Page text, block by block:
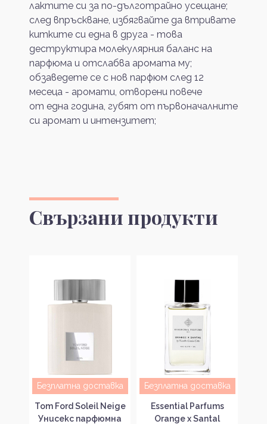
лактите си за по-дълготрайно усещане;
след впръскване, избягвайте да втривате
китките си една в друга - това
деструктира молекулярния баланс на
парфюма и отслабва аромата му;
обзаведете се с нов парфюм след 12
месеца - аромати, отворени повече
от една година, губят от първоначалните
си аромат и интензитет;
Свързани продукти
Безплатна доставка
Tom Ford Soleil Neige
Унисекс парфюмна
Безплатна доставка
Essential Parfums
Orange x Santal